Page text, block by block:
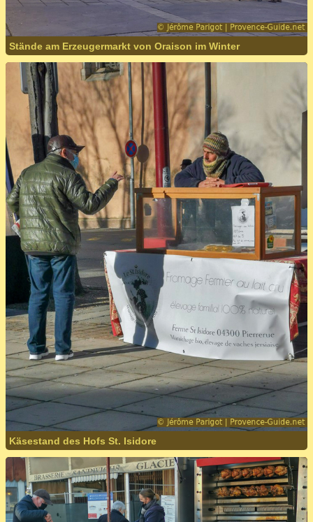
Stände am Erzeugermarkt von Oraison im Winter
Käsestand des Hofs St. Isidore